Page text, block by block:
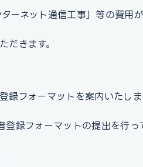
ーネット通信工事」等の費用
だきます。
フォーマットを案内いたし
録フォーマットの提出を行